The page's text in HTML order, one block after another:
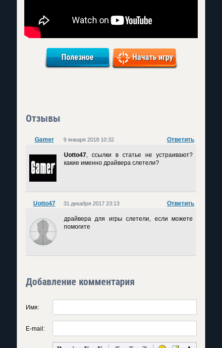
Полезное Начать игру
Отзывы
Gamer Ответить
9 января 2018 10:32
Uotto47 , ссылки в статье не устраивают?
какие именно драйвера слетели?
Uotto47 Ответить
31 декабря 2017 23:13
драйвера для игры слетели, если можете
помогите
Добавление комментария
Имя:
E-mail: